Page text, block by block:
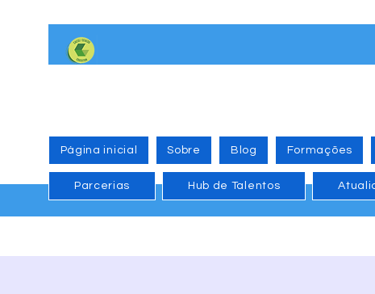
Página inicial Sobre Blog Formações
Parcerias Hub de Talentos